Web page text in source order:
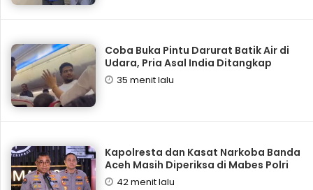
Coba Buka Pintu Darurat Batik Air di
Udara, Pria Asal India Ditangkap
35 menit lalu
Kapolresta dan Kasat Narkoba Banda
Aceh Masih Diperiksa di Mabes Polri
42 menit lalu